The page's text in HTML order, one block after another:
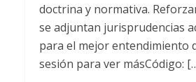
doctrina y normativa.
se adjuntan jurisprudencias
para el mejor entendimiento
sesión para ver másCódigo: